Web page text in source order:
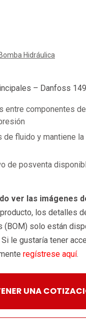
Hidráulica
– Danfoss
entre componentes
de fluido y mantiene
de posventa
ver las imágenes
los detalles
(BOM) solo están
le gustaría tener
regístrese aquí.
UNA